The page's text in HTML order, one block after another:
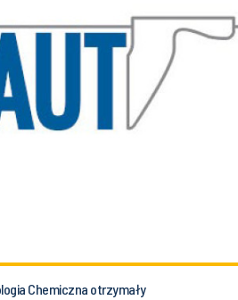
Chemiczna otrzymały